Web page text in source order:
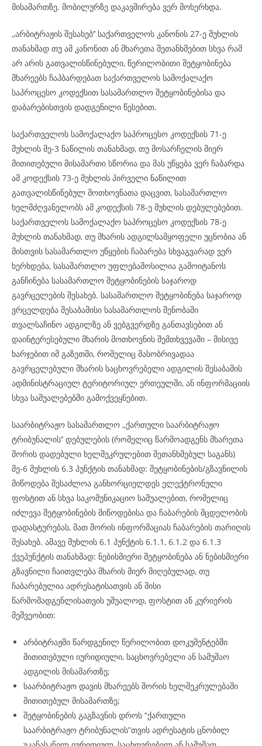
მისამართზე. მობილურზე დაკავშირება ვერ მოხერხდა.
,,არბიტრაჟის შესახებ’’ საქართველოს კანონის 27-ე მუხლის
თანახმად თუ ამ კანონით ან მხარეთა შეთანხმებით სხვა რამ
არ არის გათვალისწინებული, წერილობითი შეტყობინება
მხარეებს ჩაჰბარდებათ საქართველოს სამოქალაქო
საპროცესო კოდექსით სასამართლო შეტყობინებისა და
დაბარებისთვის დადგენილი წესებით.
საქართველოს სამოქალაქო საპროცესო კოდექსის 71-ე
მუხლის მე-3 ნაწილის თანახმად, თუ მოსარჩელის მიერ
მითითებული მისამართი სწორია და მას უწყება ვერ ჩაბარდა
ამ კოდექსის 73-ე მუხლის პირველი ნაწილით
გათვალისწინებულ მოთხოვნათა დაცვით, სასამართლო
ხელმძღვანელობს ამ კოდექსის 78-ე მუხლის დებულებებით.
საქართველოს სამოქალაქო საპროცესო კოდექსის 78-ე
მუხლის თანახმად, თუ მხარის ადგილსამყოფელი უცნობია ან
მისთვის სასამართლო უწყების ჩაბარება სხვაგვარად ვერ
ხერხდება, სასამართლო უფლებამოსილია გამოიტანოს
განჩინება სასამართლო შეტყობინების საჯაროდ
გავრცელების შესახებ. სასამართლო შეტყობინება საჯაროდ
ვრცელდება შესაბამისი სასამართლოს შენობაში
თვალსაჩინო ადგილზე ან ვებგვერდზე განთავსებით ან
დაინტერესებული მხარის მოთხოვნის შემთხვევაში – მისივე
ხარჯებით იმ გაზეთში, რომელიც მასობრივადაა
გავრცელებული მხარის საცხოვრებელი ადგილის შესაბამის
ადმინისტრაციულ ტერიტორიულ ერთეულში, ან ინფორმაციის
სხვა საშუალებებში გამოქვეყნებით.
საარბიტრაჟო სასამართლო ,,ქართული საარბიტრაჟო
ტრიბუნალის’’ დებულების (რომელიც წარმოადგენს მხარეთა
შორის დადებული ხელშეკრულებით შეთანხმებულ საგანს)
მე-6 მუხლის 6.3 პუნქტის თანახმად: შეტყობინების/გზავნილის
მიწოდება შესაძლოა განხორციელდეს ელექტრონული
ფოსტით ან სხვა საკომუნიკაციო საშუალებით, რომელიც
იძლევა შეტყობინების მიწოდებისა და ჩაბარების მცდელობის
დადასტურებას, მათ შორის ინფორმაციას ჩაბარების თარიღის
შესახებ. ამავე მუხლის 6.1 პუნქტის 6.1.1, 6.1.2 და 6.1.3
ქვეპუნქტის თანახმად: ნებისმიერი შეტყობინება ან ნებისმიერი
გზავნილი ჩაითვლება მხარის მიერ მიღებულად, თუ
ჩაბარებულია ადრესატისათვის ან მისი
წარმომადგენლისათვის უშუალოდ, ფოსტით ან კურიერის
მეშვეობით:
არბიტრაჟში წარდგენილ წერილობით დოკუმენტებში
მითითებული იურიდიული, საცხოვრებელი ან სამუშაო
ადგილის მისამართზე;
საარბიტრაჟო დავის მხარეებს შორის ხელშეკრულებაში
მითითებულ მისამართზე;
შეტყობინების გაგზავნის დროს “ქართული
საარბიტრაჟო ტრიბუნალის”თვის ადრესატის ცნობილ